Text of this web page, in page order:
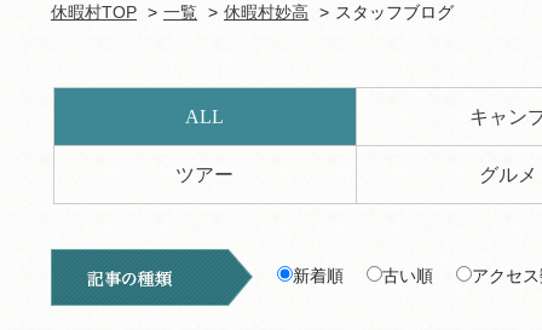
休暇村TOP 一覧 休暇村妙高 スタッフブログ
ALL キャン
ツアー グルメ
新着順 古い順 アクセ